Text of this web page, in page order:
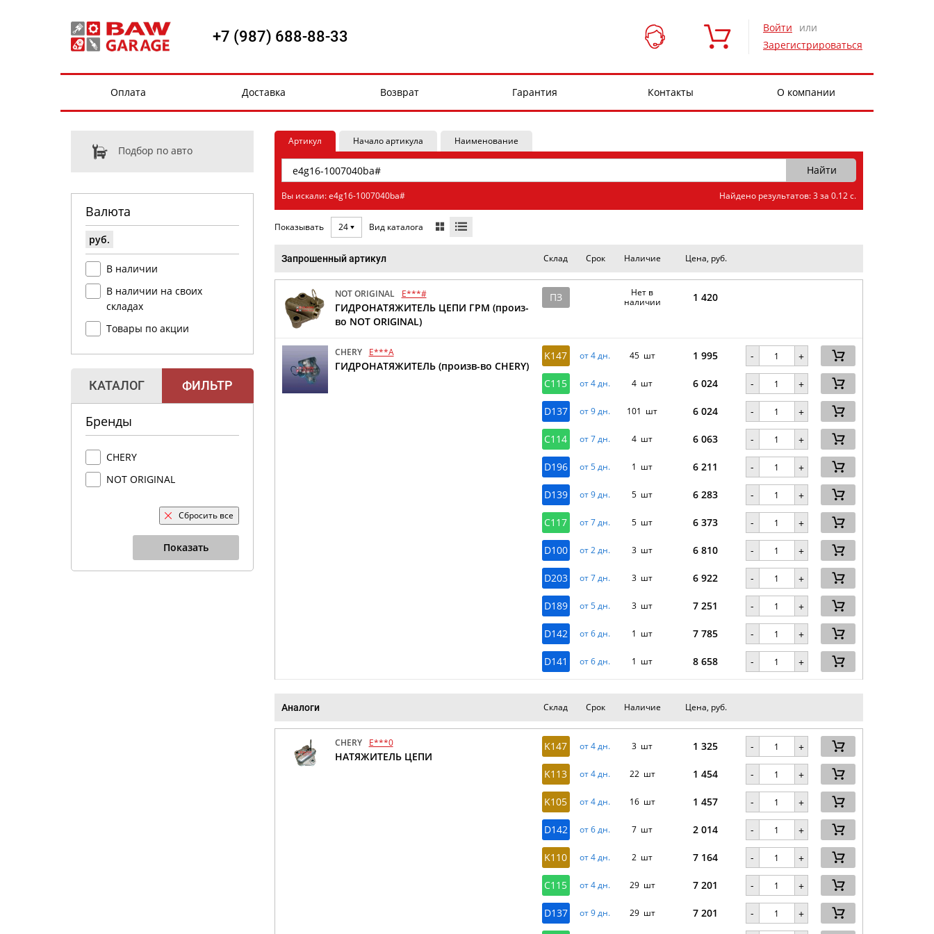
+7 (987) 688-88-33 Войти
или
Зарегистрироваться
Оплата Доставка Возврат Гарантия Контакты О компании
Подбор по авто
Валюта
руб.
В наличии
В наличии на своих
складах
Товары по акции
КАТАЛОГ ФИЛЬТР
Бренды
CHERY
NOT ORIGINAL
Сбросить все
Показать
Артикул Начало артикула Наименование
Вы искали: e4g16-1007040ba# Найдено результатов: 3 за 0.12 с.
Показывать 24 Вид каталога
Запрошенный артикул Склад Срок Наличие Цена, руб.
NOT ORIGINAL E***#
ГИДРОНАТЯЖИТЕЛЬ ЦЕПИ ГРМ (произ-
во NOT ORIGINAL)
ПЗ
Нет в
наличии
1 420
CHERY E***A
ГИДРОНАТЯЖИТЕЛЬ (произв-во CHERY)
K147 от 4 дн. 45 шт 1 995 - +
C115 от 4 дн. 4 шт 6 024 - +
D137 от 9 дн. 101 шт 6 024 - +
C114 от 7 дн. 4 шт 6 063 - +
D196 от 5 дн. 1 шт 6 211 - +
D139 от 9 дн. 5 шт 6 283 - +
C117 от 7 дн. 5 шт 6 373 - +
D100 от 2 дн. 3 шт 6 810 - +
D203 от 7 дн. 3 шт 6 922 - +
D189 от 5 дн. 3 шт 7 251 - +
D142 от 6 дн. 1 шт 7 785 - +
D141 от 6 дн. 1 шт 8 658 - +
Аналоги Склад Срок Наличие Цена, руб.
CHERY E***0
НАТЯЖИТЕЛЬ ЦЕПИ
K147 от 4 дн. 3 шт 1 325 - +
K113 от 4 дн. 22 шт 1 454 - +
K105 от 4 дн. 16 шт 1 457 - +
D142 от 6 дн. 7 шт 2 014 - +
K110 от 4 дн. 2 шт 7 164 - +
C115 от 4 дн. 29 шт 7 201 - +
D137 от 9 дн. 29 шт 7 201 - +